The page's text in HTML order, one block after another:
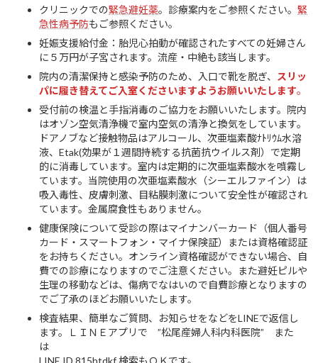
クリニックでの緊急避妊薬。診療案内をご参照ください。 緊
急性病予防もご参照ください。
妊娠支援給付金：胎児心拍動が確認されたすべての妊婦さん
に５万円が子宮されます。流産・中絶も該当します。
院内の清潔保持と感染予防のため、入口で靴を脱ぎ、
スリッ
パに履き替えてご入室くださいますようお願いいたします。
受付前の検温と手指消毒のご協力をお願いいたします。院内
はオゾン空気清浄機で室内空気の清浄と換気をしています。
ドアノブなど接触物品はアルコール、次亜塩素酸ﾅﾄﾘｳﾑ水溶
液、Etak(効果が１週間持続する抗菌抗ウイルス剤）で定期
的に消毒しています。室内は定期的に次亜塩素酸水を噴霧し
ています。当院使用の次亜塩素酸水（シーエルファイン）は
吸入毒性、皮膚刺激、目粘膜刺激について安全性が確認され
ています。金属腐食性もありません。
健康保険について受診の際はマイナンバーカード（個人番号
カード・スマートフォン・マイナ保険証）または資格確認証
をお持ちください。オンライン資格確認ができない場合、自
費での診療になりますのでご注意ください。また避妊ピルや
生理の移動などは、傷病でなはいので自費診療となりますの
でご了承のほどお願いいたします。
検査結果、簡単なご質問、お知らせをなどをLINEで返信し
ます。ＬＩＮＥアプリで ”松尾産婦人科内科医院” また
は